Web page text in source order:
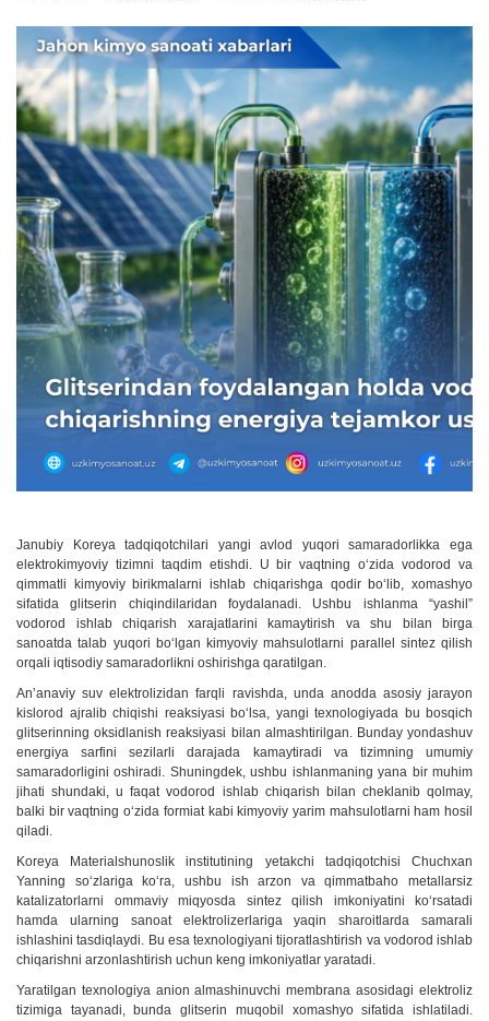
Janubiy Koreya tadqiqotchilari yangi avlod yuqori samaradorlikka ega
elektrokimyoviy tizimni taqdim etishdi. U bir vaqtning oʻzida vodorod va
qimmatli kimyoviy birikmalarni ishlab chiqarishga qodir boʻlib, xomashyo
sifatida glitserin chiqindilaridan foydalanadi. Ushbu ishlanma “yashil”
vodorod ishlab chiqarish xarajatlarini kamaytirish va shu bilan birga
sanoatda talab yuqori boʻlgan kimyoviy mahsulotlarni parallel sintez qilish
orqali iqtisodiy samaradorlikni oshirishga qaratilgan.
Anʼanaviy suv elektrolizidan farqli ravishda, unda anodda asosiy jarayon
kislorod ajralib chiqishi reaksiyasi boʻlsa, yangi texnologiyada bu bosqich
glitserinning oksidlanish reaksiyasi bilan almashtirilgan. Bunday yondashuv
energiya sarfini sezilarli darajada kamaytiradi va tizimning umumiy
samaradorligini oshiradi. Shuningdek, ushbu ishlanmaning yana bir muhim
jihati shundaki, u faqat vodorod ishlab chiqarish bilan cheklanib qolmay,
balki bir vaqtning oʻzida formiat kabi kimyoviy yarim mahsulotlarni ham hosil
qiladi.
Koreya Materialshunoslik institutining yetakchi tadqiqotchisi Chuchxan
Yanning soʻzlariga koʻra, ushbu ish arzon va qimmatbaho metallarsiz
katalizatorlarni ommaviy miqyosda sintez qilish imkoniyatini koʻrsatadi
hamda ularning sanoat elektrolizerlariga yaqin sharoitlarda samarali
ishlashini tasdiqlaydi. Bu esa texnologiyani tijoratlashtirish va vodorod ishlab
chiqarishni arzonlashtirish uchun keng imkoniyatlar yaratadi.
Yaratilgan texnologiya anion almashinuvchi membrana asosidagi elektroliz
tizimiga tayanadi, bunda glitserin muqobil xomashyo sifatida ishlatiladi.